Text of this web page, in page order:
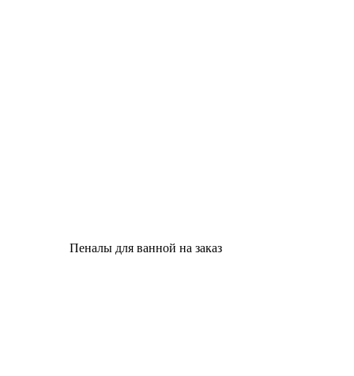
Пеналы для ванной на заказ